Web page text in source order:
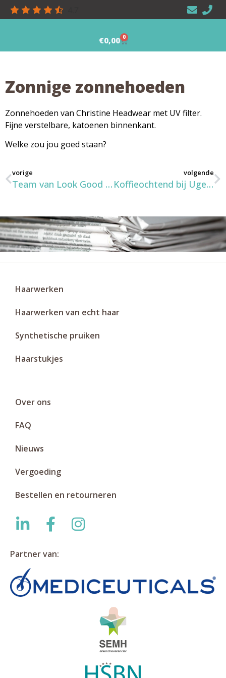
€0,00 0
Zonnige zonnehoeden
Zonnehoeden van Christine Headwear met UV filter.
Fijne verstelbare, katoenen binnenkant.
Welke zou jou goed staan?
vorige
Team van Look Good Feel Better
volgende
Koffieochtend bij Ugeka / Boekpresentatie
Haarwerken
Haarwerken van echt haar
Synthetische pruiken
Haarstukjes
Over ons
FAQ
Nieuws
Vergoeding
Bestellen en retourneren
Partner van: